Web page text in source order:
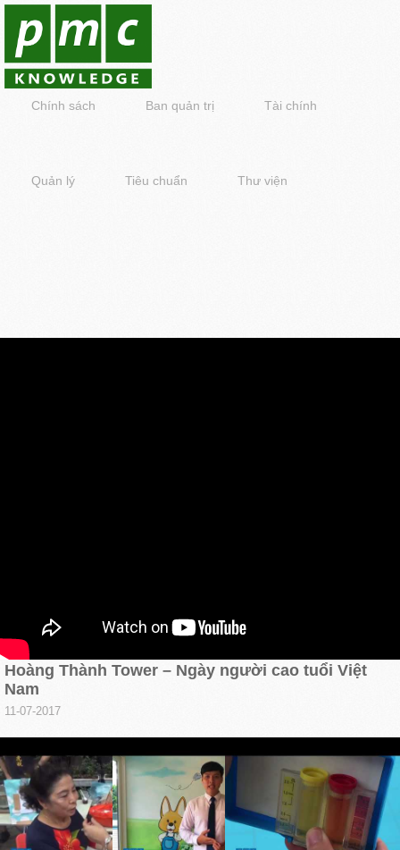
Chính sách Ban quản trị Tài chính
Quản lý Tiêu chuẩn Thư viện
Hoàng Thành Tower – Ngày người cao tuổi Việt
Nam
11-07-2017